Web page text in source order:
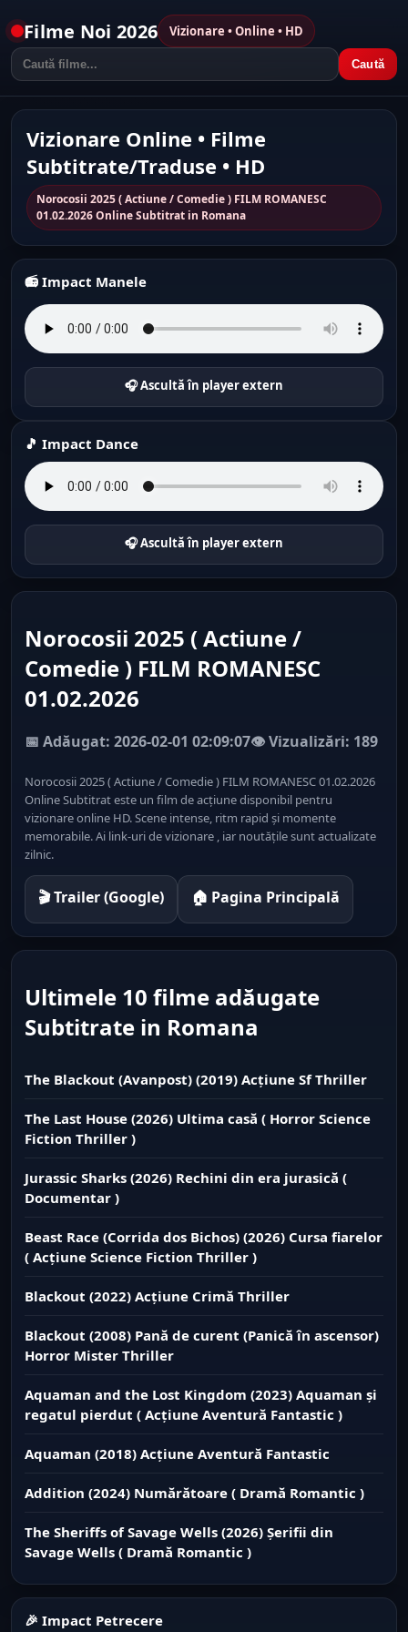
Filme Noi 2026 Vizionare • Online • HD
Caută
Vizionare Online • Filme
Subtitrate/Traduse • HD
Norocosii 2025 ( Actiune / Comedie ) FILM ROMANESC
01.02.2026 Online Subtitrat in Romana
📻 Impact Manele
🎧 Ascultă în player extern
🎵 Impact Dance
🎧 Ascultă în player extern
Norocosii 2025 ( Actiune /
Comedie ) FILM ROMANESC
01.02.2026
📅 Adăugat: 2026-02-01 02:09:07👁️ Vizualizări: 189
Norocosii 2025 ( Actiune / Comedie ) FILM ROMANESC 01.02.2026
Online Subtitrat este un film de acțiune disponibil pentru
vizionare online HD. Scene intense, ritm rapid și momente
memorabile. Ai link-uri de vizionare , iar noutățile sunt actualizate
zilnic.
🎬 Trailer (Google) 🏠 Pagina Principală
Ultimele 10 filme adăugate
Subtitrate in Romana
The Blackout (Avanpost) (2019) Acțiune Sf Thriller
The Last House (2026) Ultima casă ( Horror Science
Fiction Thriller )
Jurassic Sharks (2026) Rechini din era jurasică (
Documentar )
Beast Race (Corrida dos Bichos) (2026) Cursa fiarelor
( Acțiune Science Fiction Thriller )
Blackout (2022) Acțiune Crimă Thriller
Blackout (2008) Pană de curent (Panică în ascensor)
Horror Mister Thriller
Aquaman and the Lost Kingdom (2023) Aquaman și
regatul pierdut ( Acțiune Aventură Fantastic )
Aquaman (2018) Acțiune Aventură Fantastic
Addition (2024) Numărătoare ( Dramă Romantic )
The Sheriffs of Savage Wells (2026) Șerifii din
Savage Wells ( Dramă Romantic )
🎉 Impact Petrecere